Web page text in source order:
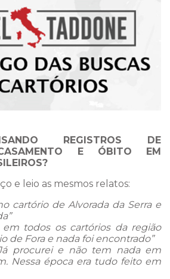
REGISTROS DE
E ÓBITO EM
e leio as mesmos relatos:
cartório de Alvorada da Serra e
em todos os cartórios da região
de Fora e nada foi encontrado”
Já procurei e não tem nada em
Nessa época era tudo feito em